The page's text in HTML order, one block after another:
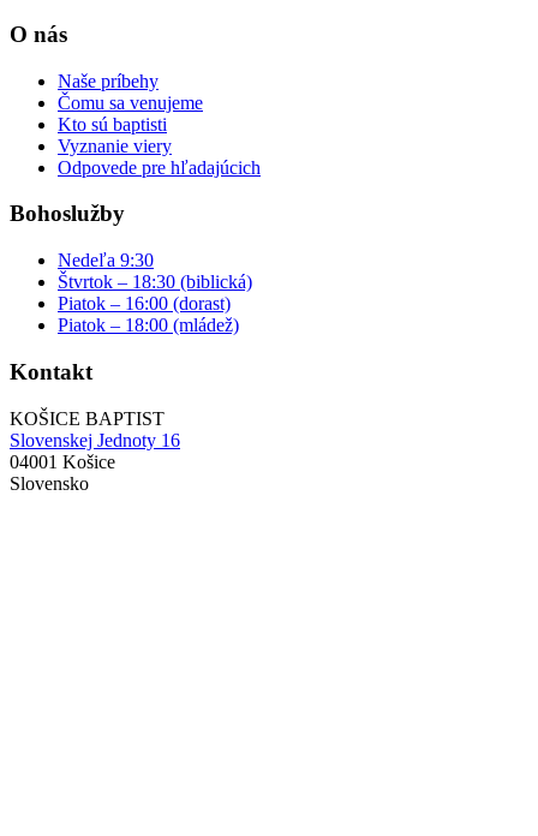
O nás
Naše príbehy
Čomu sa venujeme
Kto sú baptisti
Vyznanie viery
Odpovede pre hľadajúcich
Bohoslužby
Nedeľa 9:30
Štvrtok – 18:30 (biblická)
Piatok – 16:00 (dorast)
Piatok – 18:00 (mládež)
Kontakt
KOŠICE BAPTIST
Slovenskej Jednoty 16
04001 Košice
Slovensko